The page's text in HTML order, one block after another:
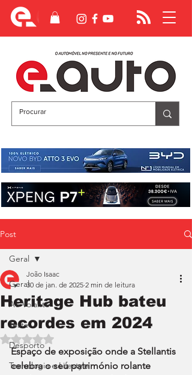
Post
Geral
Ao Volante
Teste
Desporto
Tecnologia e Lifestyle
Geral
Heritage Hub bateu
recordes em 2024
João Isaac
30 de jan. de 2025 2 min de leitura
Avaliado com NaN de 5 estrelas.
Espaço de exposição onde a Stellantis
celebra o seu património rolante